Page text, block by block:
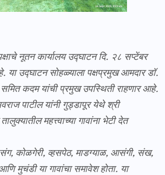
नूतन कार्यालय उद्घाटन दि. २८ सप्टेंबर
या उद्घाटन सोहळ्याला पक्षप्रमुख आमदार डॉ.
कदम यांची प्रमुख उपस्थिती राहणार आहे.
पाटील यांनी गुड्डापूर येथे श्री
महत्त्वाच्या गावांना भेटी देत
कोळगेरी, व्हसपेठ, माडग्याळ, आसंगी, संख,
मुचंडी या गावांचा समावेश होता. या